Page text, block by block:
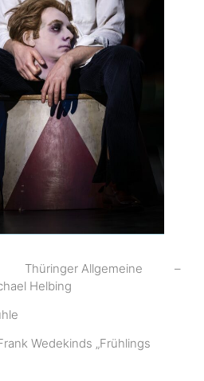
Thüringer Allgemeine –
Helbing
Wedekinds „Frühlings